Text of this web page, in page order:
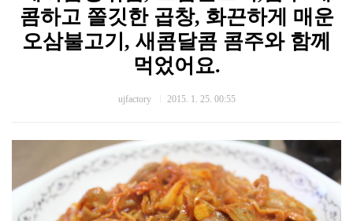
콤하고 쫄깃한 곱창, 화끈하게 매운
오삼불고기, 새콤달콤 콤주와 함께
먹었어요.
ujfactory 2015. 1. 25. 00:55